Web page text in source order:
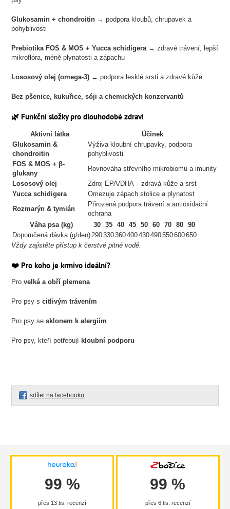
Glukosamin + chondroitin → podpora kloubů, chrupavek a
pohyblivosti
Prebiotika FOS & MOS + Yucca schidigera→ zdravé trávení, lepší
mikroflóra, méně plynatosti a zápachu
Lososový olej (omega-3) → podpora lesklé srsti a zdravé kůže
Bez pšenice, kukuřice, sóji a chemických konzervantů
🌿Funkční složky pro dlouhodobé zdraví
Aktivní látka
Účinek
Glukosamin &
chondroitin
Výživa kloubní chrupavky, podpora
pohyblivosti
FOS & MOS + β-
glukany
Rovnováha střevního mikrobiomu a imunity
Lososový olej
Zdroj EPA/DHA – zdravá kůže a srst
Yucca schidigera
Omezuje zápach stolice a plynatost
Rozmarýn & tymián
Přirozená podpora trávení a antioxidační
ochrana
Váha psa (kg)
30 35 40 45 50 60 70 80
90
Doporučená dávka (g/den)290330360400430490550600650
Vždy zajistěte přístup k čerstvé pitné vodě.
❤️Pro koho je krmivo ideální?
Provelká a obří plemena
Pro psy scitlivým trávením
Pro psy sesklonem k alergiím
Pro psy, kteří potřebují kloubní podporu
sdílet na facebooku
99 %
přes 13 tis. recenzí
99 %
přes 6 tis. recenzí